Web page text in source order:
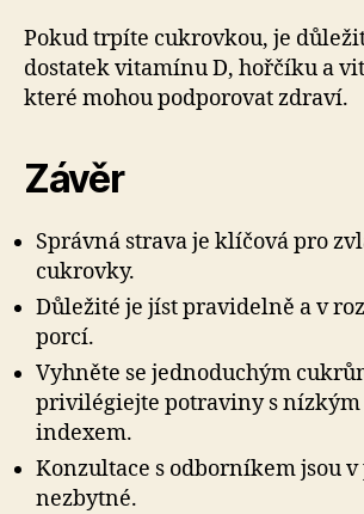
Pokud trpíte cukrovkou, je
dostatek vitamínu D, hořčíku a
které mohou podporovat zdraví.
Závěr
Správná strava je klíčová pro
cukrovky.
Důležité je jíst pravidelně a v
porcí.
Vyhněte se jednoduchým
privilégiejte potraviny s
indexem.
Konzultace s odborníkem jsou
nezbytné.